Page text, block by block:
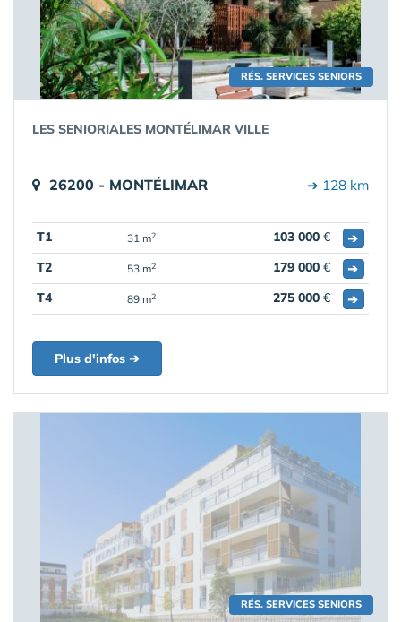
RÉS. SERVICES SENIORS
LES SENIORIALES MONTÉLIMAR VILLE
26200 - MONTÉLIMAR ➔ 128 km
T1 31 m2 103 000 €
➔
T2
53 m2 179 000 €
➔
T4
89 m2 275 000 € ➔
Plus d'infos ➔
RÉS. SERVICES SENIORS